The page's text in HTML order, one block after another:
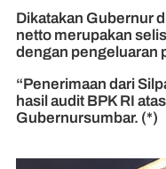
Dikatakan Gubernur
netto merupakan
dengan pengeluaran
“Penerimaan dari
hasil audit BPK RI
Gubernursumbar. (*)